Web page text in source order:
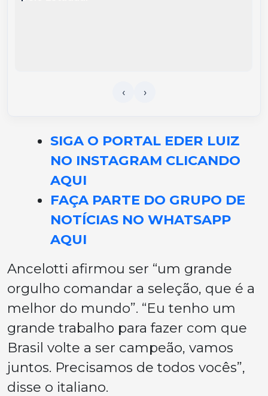
SIGA O PORTAL EDER LUIZ
NO INSTAGRAM CLICANDO
AQUI
FAÇA PARTE DO GRUPO DE
NOTÍCIAS NO WHATSAPP
AQUI
Ancelotti afirmou ser “um grande
orgulho comandar a seleção, que é a
melhor do mundo”. “Eu tenho um
grande trabalho para fazer com que
Brasil volte a ser campeão, vamos
juntos. Precisamos de todos vocês”,
disse o italiano.